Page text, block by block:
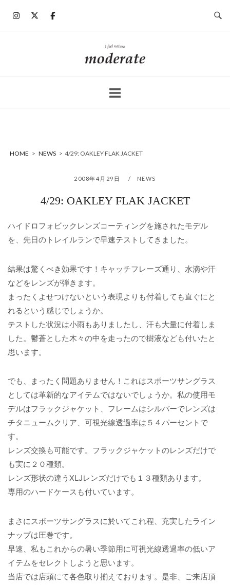
ホ
ー
HOME > NEWS > 4/29: OAKLEY FLAK JACKET
2008年4月29日 NEWS
4/29: OAKLEY FLAK JACKET
ハイドロフォビックレンズコーティングを施されたモデル
を、先日のトレイルランで早速テストしてきました。
結果は驚くべき効果です！キャッチフレーズ通り、水滴や汗
などをレンズが弾きます。
まったくよせつけないという表現よりも付着しても直ぐにと
れるという感じでしょうか。
テストした状況は小雨もありましたし、汗も大量に付着しま
した。鬱蒼とした木々の中を走ったので樹液なども付いたと
思います。
でも、まったく問題ありません！これはスポーツサングラス
としては革新的なアイテムではないでしょうか。私の使用モ
デルはフラックジャケット、フレームはシルバーでレンズは
チタニュームクリア、可視光線透過率は５４パーセントで
す。
レンズ交換も可能です。フラックジャケットのレンズだけで
も実に２０種類。
レンズ形状の違うXLJレンズだけでも１３種類あります。
専用のハードケースも付いています。
まさにスポーツサングラスに於いてこれ程、充実したライン
ナップは圧巻です。
早速、私もこれからの暑い季節用に可視光線透過率の低いア
イテムをセレクトしようと思います。
当店では店頭にて各色取り揃えております。是非、ご来店頂